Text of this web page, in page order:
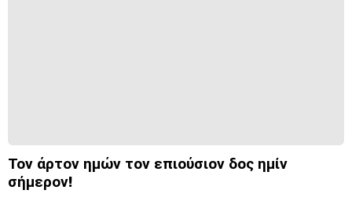
Τον άρτον ημών τον επιούσιον δος ημίν
σήμερον!